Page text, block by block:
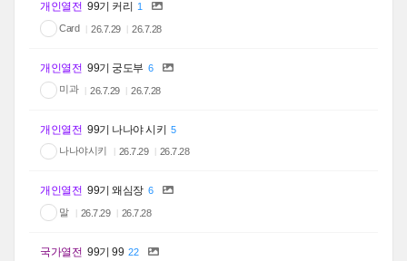
개인열전 99기 커리 1
Card 26.7.29 26.7.28
개인열전 99기 궁도부 6
미과
26.7.29 26.7.28
개인열전 99기 나나야 시키 5
나나야시키
26.7.29 26.7.28
개인열전 99기 왜심장 6
말
26.7.29 26.7.28
국가열전 99기 99 22